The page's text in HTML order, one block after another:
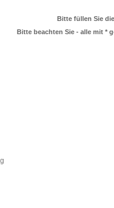
Bitte füllen Sie
Bitte beachten Sie - alle mit *